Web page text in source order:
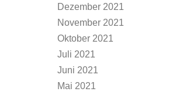
Dezember 2021
November 2021
Oktober 2021
Juli 2021
Juni 2021
Mai 2021